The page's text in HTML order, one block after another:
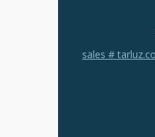
sales #